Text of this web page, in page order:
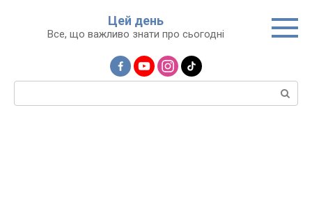
Цей день
Все, що важливо знати про сьогодні
Пошук: